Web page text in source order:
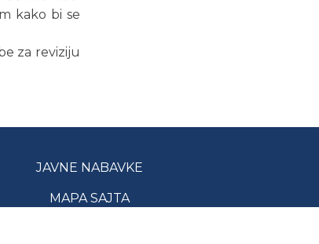
kako bi se
za reviziju
JAVNE NABAVKE
MAPA SAJTA